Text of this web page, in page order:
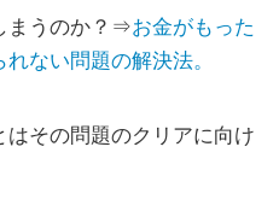
まうのか？⇒お金がもった
ない問題の解決法。
その問題のクリアに向け